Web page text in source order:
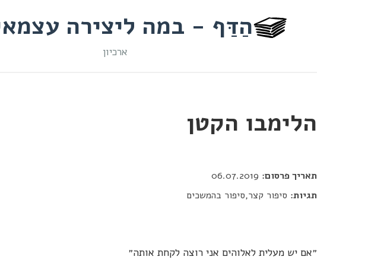
הַדַּף - במה ליצירה
ארכיון
הלימבו הקטן
תאריך פרסום:
תגיות: סיפור קצר,סיפור בהמשכים
״אם יש מעלית לאלוהים אני רוצה לקחת אותה״